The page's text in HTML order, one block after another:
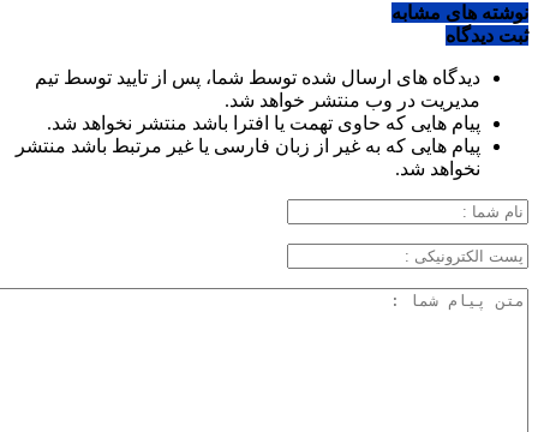
نوشته های مشابه
ثبت دیدگاه
دیدگاه های ارسال شده توسط شما، پس از تایید توسط تیم
مدیریت در وب منتشر خواهد شد.
پیام هایی که حاوی تهمت یا افترا باشد منتشر نخواهد شد.
پیام هایی که به غیر از زبان فارسی یا غیر مرتبط باشد منتشر
نخواهد شد.